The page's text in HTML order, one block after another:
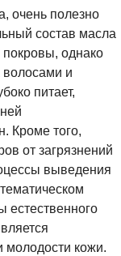
очень полезно
состав масла
покровы, однако
волосами и
питает,
Кроме того,
от загрязнений
выведения
естественного
молодости кожи.